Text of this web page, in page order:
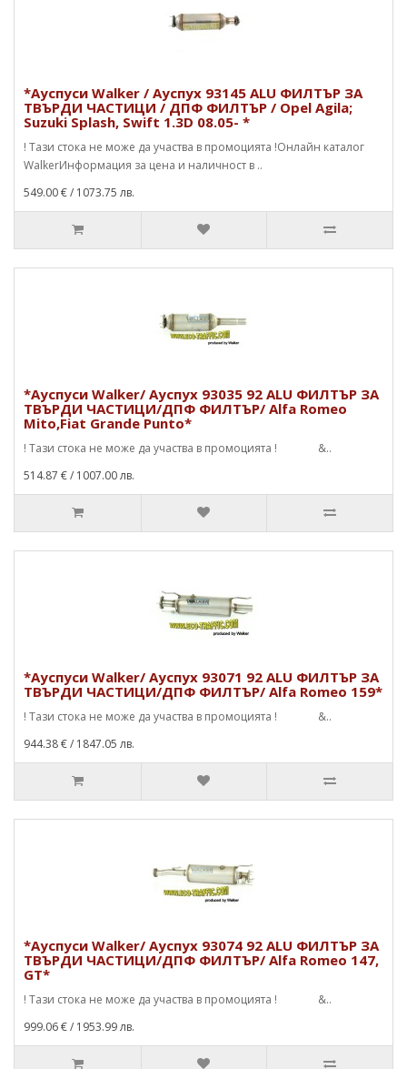
*Ауспуси Walker / Ауспух 93145 ALU ФИЛТЪР ЗА
ТВЪРДИ ЧАСТИЦИ / ДПФ ФИЛТЪР / Opel Agila;
Suzuki Splash, Swift 1.3D 08.05- *
! Тази стока не може да участва в промоцията !Онлайн каталог
WalkerИнформация за цена и наличност в ..
549.00 €/ 1073.75 лв.
*Ауспуси Walker/ Ауспух 93035 92 ALU ФИЛТЪР ЗА
ТВЪРДИ ЧАСТИЦИ/ДПФ ФИЛТЪР/ Alfa Romeo
Mito,Fiat Grande Punto*
! Тази стока не може да участва в промоцията ! &..
514.87 €/ 1007.00 лв.
*Ауспуси Walker/ Ауспух 93071 92 ALU ФИЛТЪР ЗА
ТВЪРДИ ЧАСТИЦИ/ДПФ ФИЛТЪР/ Alfa Romeo 159*
! Тази стока не може да участва в промоцията ! &..
944.38 €/ 1847.05 лв.
*Ауспуси Walker/ Ауспух 93074 92 ALU ФИЛТЪР ЗА
ТВЪРДИ ЧАСТИЦИ/ДПФ ФИЛТЪР/ Alfa Romeo 147,
GT*
! Тази стока не може да участва в промоцията ! &..
999.06 €/ 1953.99 лв.